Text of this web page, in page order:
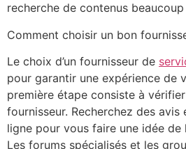
recherche de contenus
Comment choisir un bon
Le choix d’un fournisseur de
pour garantir une expérience de
première étape consiste à
fournisseur. Recherchez des
ligne pour vous faire une idée de
Les forums spécialisés et les